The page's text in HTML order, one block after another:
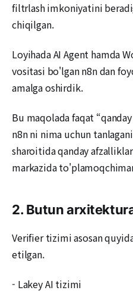
filtrlash imkoniyatini
chiqilgan.
Loyihada AI Agent hamda
vositasi bo'lgan n8n dan
amalga oshirdik.
Bu maqolada faqat
n8n ni nima uchun
sharoitida qanday
markazida
2. Butun
Verifier tizimi asosan
etilgan.
- Lakey AI tizimi